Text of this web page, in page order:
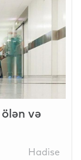
və
Hadise